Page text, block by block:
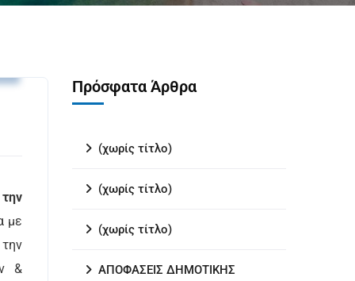
την
με
&
Πρόσφατα Άρθρα
(χωρίς τίτλο)
(χωρίς τίτλο)
(χωρίς τίτλο)
ΑΠΟΦΑΣΕΙΣ ΔΗΜΟΤΙΚΗΣ